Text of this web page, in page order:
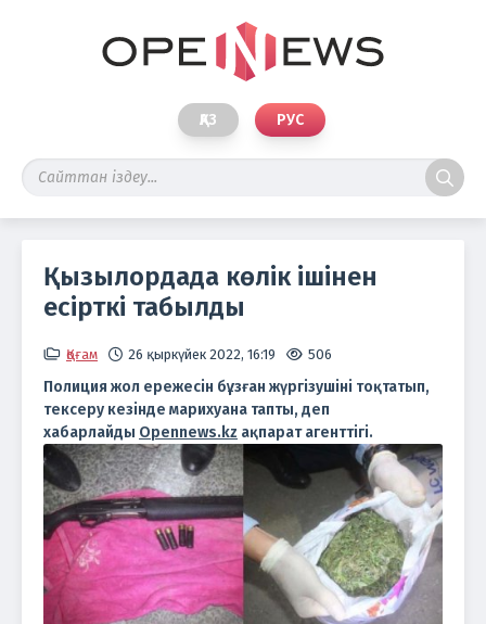
ҚАЗ РУС
Қызылордада көлік ішінен
есірткі табылды
Қоғам 26 қыркүйек 2022, 16:19 506
Полиция жол ережесін бұзған жүргізушіні тоқтатып,
тексеру кезінде марихуана тапты, деп
хабарлайды Opennews.kz ақпарат агенттігі.